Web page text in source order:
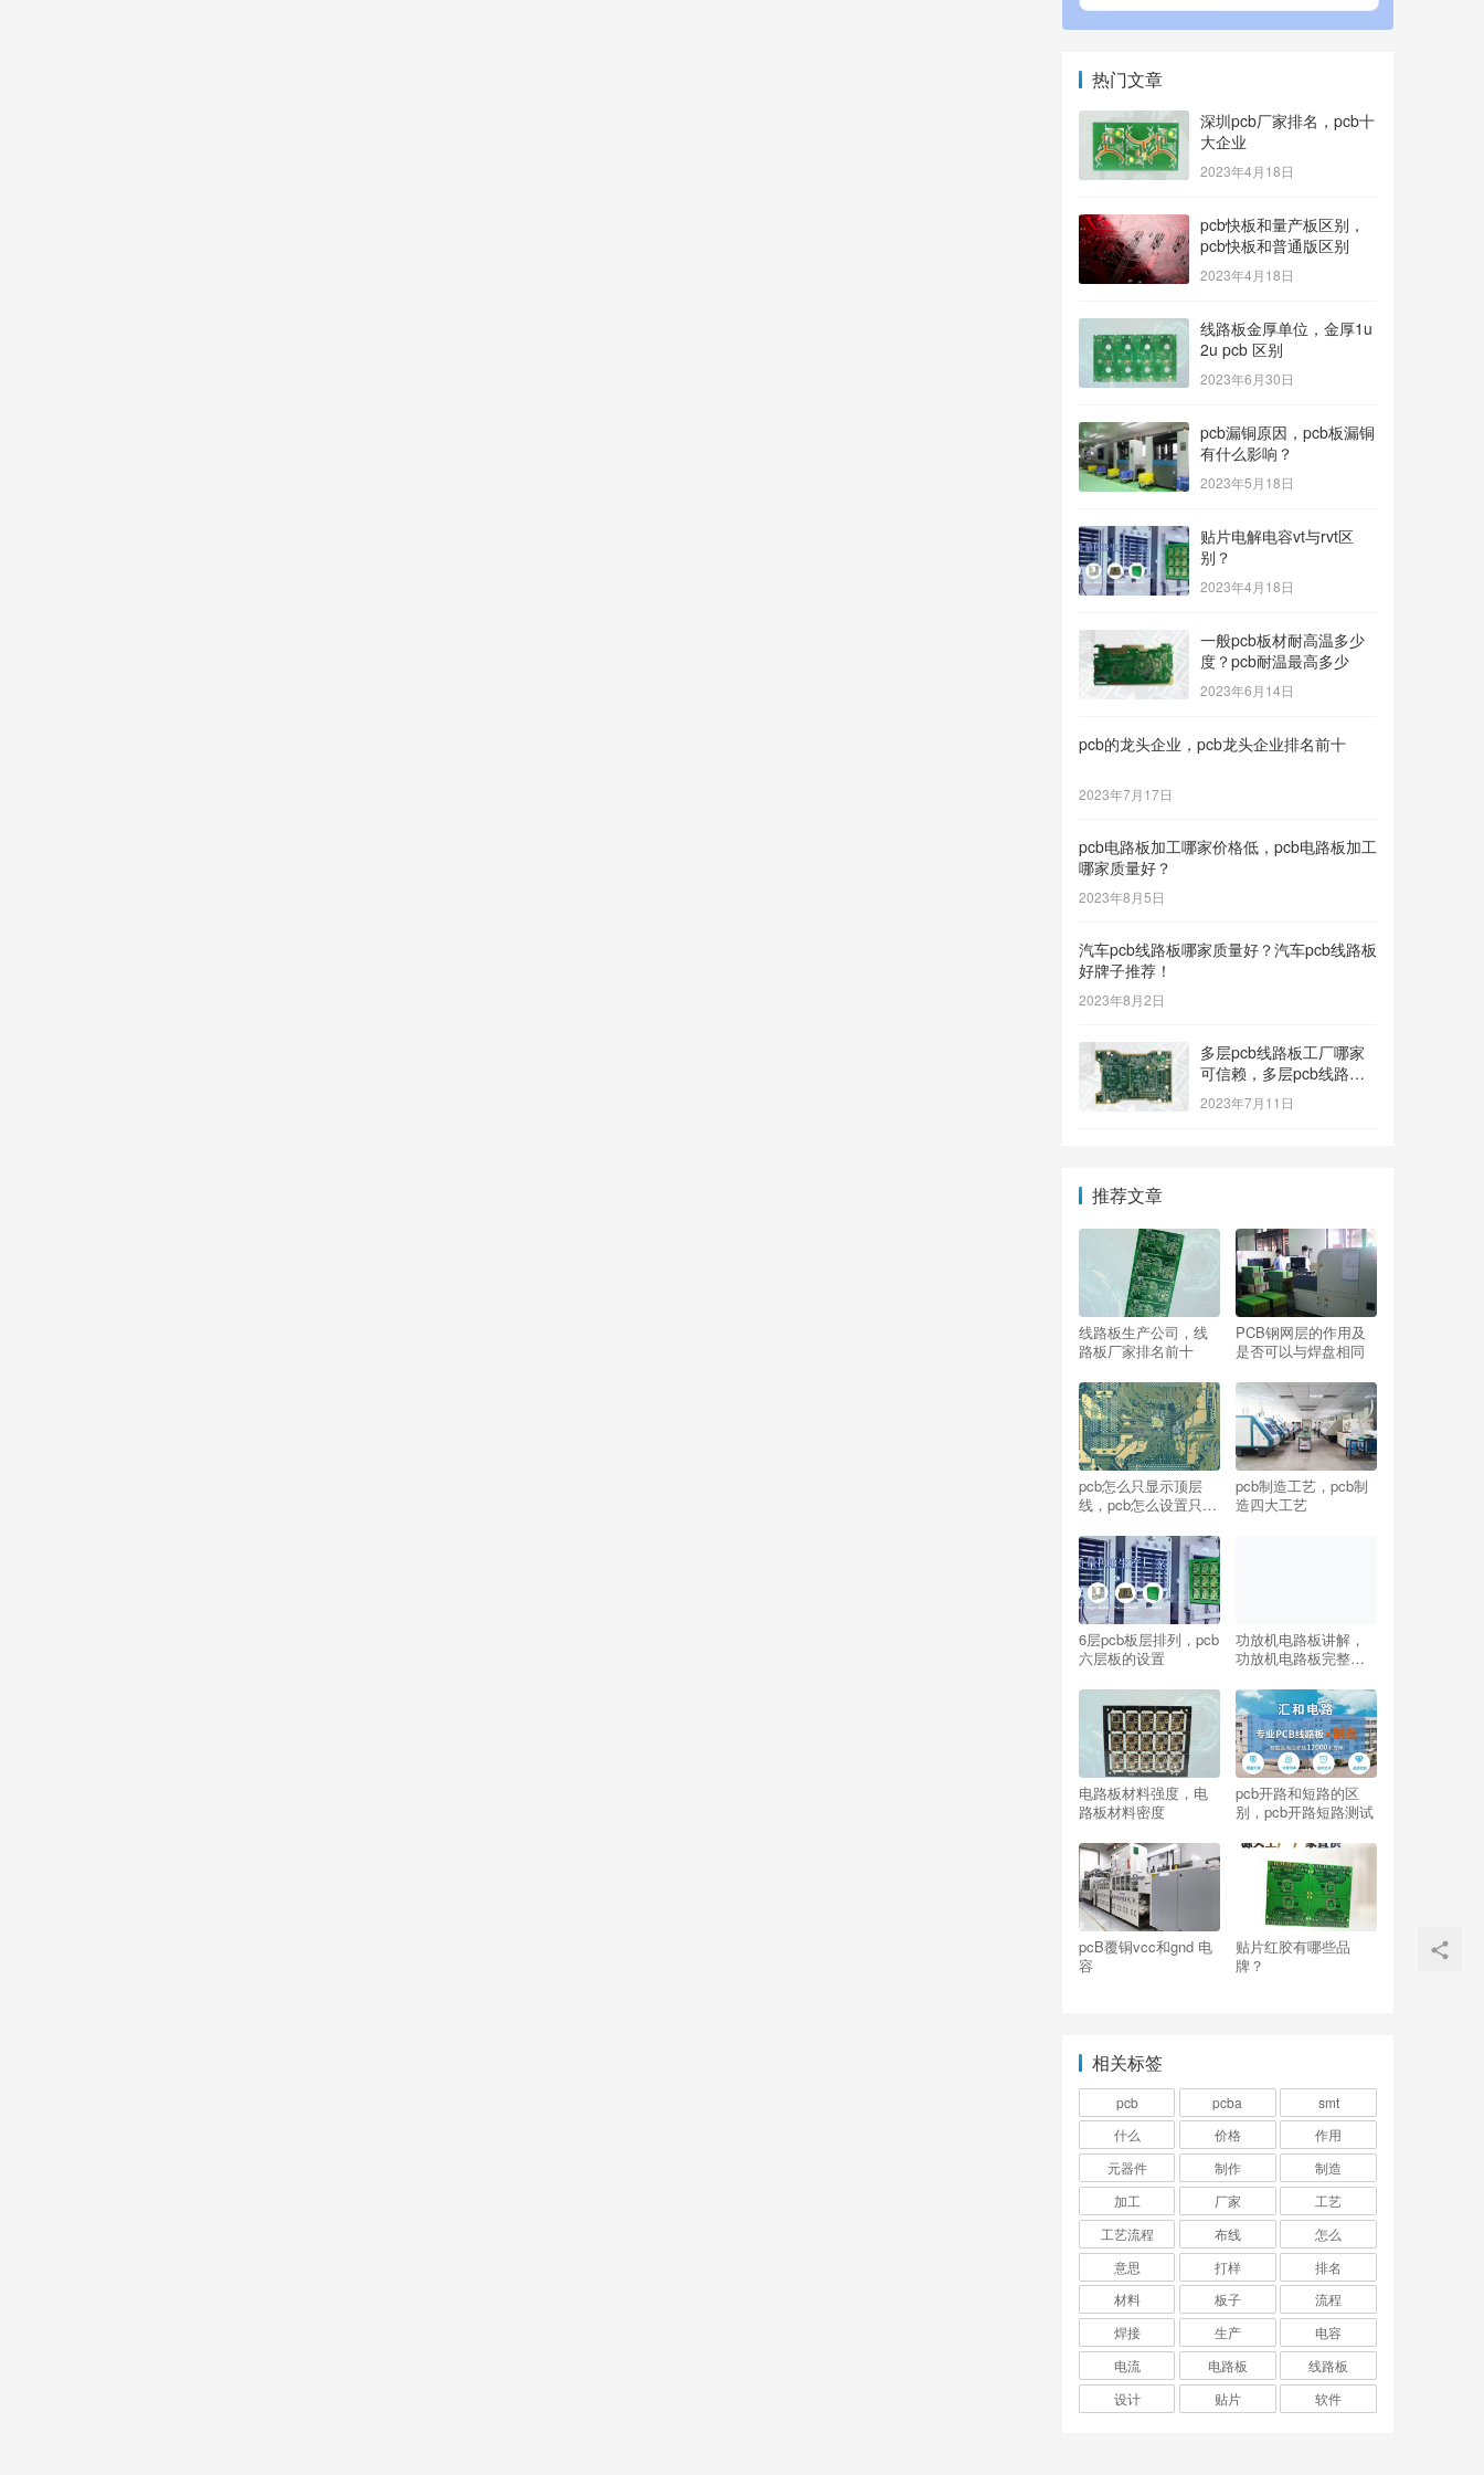
热门文章
深圳pcb厂家排名，pcb十
大企业
2023年4月18日
pcb快板和量产板区别，
pcb快板和普通版区别
2023年4月18日
线路板金厚单位，金厚1u
2u pcb 区别
2023年6月30日
pcb漏铜原因，pcb板漏铜
有什么影响？
2023年5月18日
贴片电解电容vt与rvt区
别？
2023年4月18日
一般pcb板材耐高温多少
度？pcb耐温最高多少
2023年6月14日
pcb的龙头企业，pcb龙头企业排名前十
2023年7月17日
pcb电路板加工哪家价格低，pcb电路板加工
哪家质量好？
2023年8月5日
汽车pcb线路板哪家质量好？汽车pcb线路板
好牌子推荐！
2023年8月2日
多层pcb线路板工厂哪家
可信赖，多层pcb线路板
工厂哪个牌子质量好
2023年7月11日
推荐文章
线路板生产公司，线
路板厂家排名前十
PCB钢网层的作用及
是否可以与焊盘相同
pcb怎么只显示顶层
线，pcb怎么设置只在
pcb制造工艺，pcb制
造四大工艺
6层pcb板层排列，pcb
六层板的设置
功放机电路板讲解，
功放机电路板完整成
电路板材料强度，电
路板材料密度
pcb开路和短路的区
别，pcb开路短路测试
pcB覆铜vcc和gnd 电
容
贴片红胶有哪些品
牌？
相关标签
pcb pcba
smt
什么
价格
作用
元器件
制作
制造
加工
厂家
工艺
工艺流程
布线
怎么
意思
打样
排名
材料
板子
流程
焊接
生产
电容
电流
电路板
线路板
设计
贴片 软件